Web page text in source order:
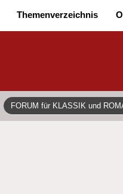
Themenverzeichnis
FORUM für KLASSIK und